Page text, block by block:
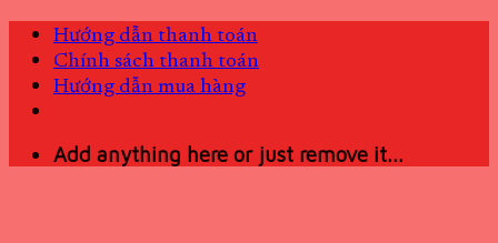
Skip
content
Hướng dẫn thanh toán
Chính sách thanh toán
Hướng dẫn mua hàng
Add anything here or just remove it...